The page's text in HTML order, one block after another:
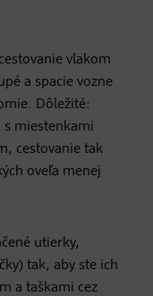
vlakom
a spacie vozne
Dôležité:
s miestenkami
cestovanie tak
oveľa menej
utierky,
tak, aby ste ich
a taškami cez